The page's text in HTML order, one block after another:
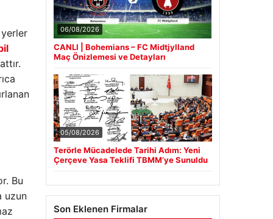
yerler
Bu
uzun
06/08/2026
CANLI | Bohemians – FC Midtjylland
Maç Önizlemesi ve Detayları
05/08/2026
Terörle Mücadelede Tarihi Adım: Yeni
Çerçeve Yasa Teklifi TBMM’ye Sunuldu
Son Eklenen Firmalar